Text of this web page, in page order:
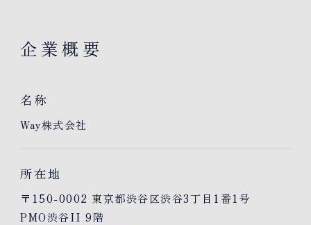
企業概要
名称
Way株式会社
所在地
〒150-0002 東京都渋谷区渋谷3丁目1番1号
PMO渋谷II 9階